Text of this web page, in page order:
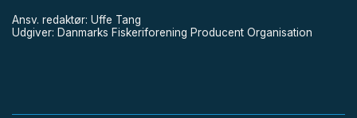
Ansv. redaktør: Uffe Tang
Udgiver: Danmarks Fiskeriforening Producent Organisation